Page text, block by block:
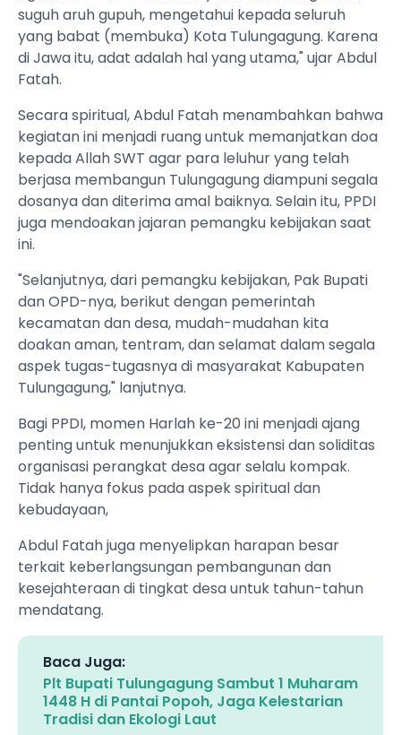
suguh aruh gupuh, mengetahui kepada seluruh
yang babat (membuka) Kota Tulungagung. Karena
di Jawa itu, adat adalah hal yang utama," ujar Abdul
Fatah.
Secara spiritual, Abdul Fatah menambahkan bahwa
kegiatan ini menjadi ruang untuk memanjatkan doa
kepada Allah SWT agar para leluhur yang telah
berjasa membangun Tulungagung diampuni segala
dosanya dan diterima amal baiknya. Selain itu, PPDI
juga mendoakan jajaran pemangku kebijakan saat
ini.
"Selanjutnya, dari pemangku kebijakan, Pak Bupati
dan OPD-nya, berikut dengan pemerintah
kecamatan dan desa, mudah-mudahan kita
doakan aman, tentram, dan selamat dalam segala
aspek tugas-tugasnya di masyarakat Kabupaten
Tulungagung," lanjutnya.
Bagi PPDI, momen Harlah ke-20 ini menjadi ajang
penting untuk menunjukkan eksistensi dan soliditas
organisasi perangkat desa agar selalu kompak.
Tidak hanya fokus pada aspek spiritual dan
kebudayaan,
Abdul Fatah juga menyelipkan harapan besar
terkait keberlangsungan pembangunan dan
kesejahteraan di tingkat desa untuk tahun-tahun
mendatang.
Baca Juga:
Plt Bupati Tulungagung Sambut 1 Muharam
1448 H di Pantai Popoh, Jaga Kelestarian
Tradisi dan Ekologi Laut